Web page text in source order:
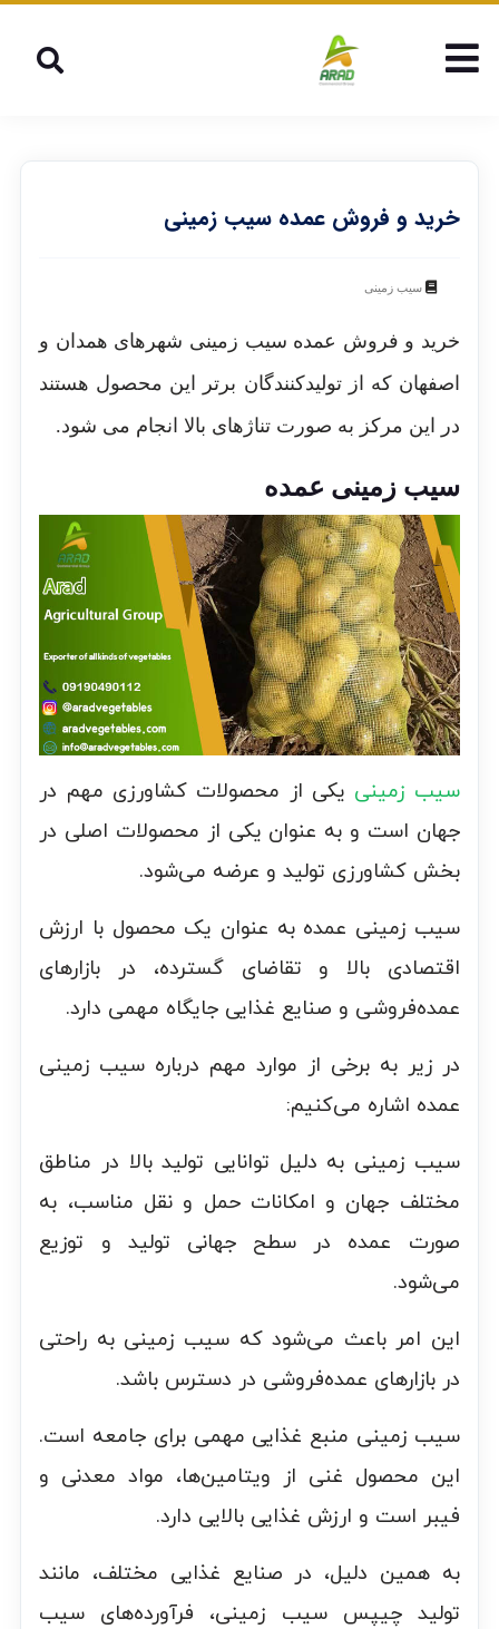
خرید و فروش عمده سیب زمینی
سیب زمینی
خرید و فروش عمده سیب زمینی شهرهای همدان و
اصفهان که از تولیدکنندگان برتر این محصول هستند
در این مرکز به صورت تناژهای بالا انجام می شود.
سیب زمینی عمده
سیب زمینی یکی از محصولات کشاورزی مهم در
جهان است و به عنوان یکی از محصولات اصلی در
بخش کشاورزی تولید و عرضه می‌شود.
سیب زمینی عمده به عنوان یک محصول با ارزش
اقتصادی بالا و تقاضای گسترده، در بازارهای
عمده‌فروشی و صنایع غذایی جایگاه مهمی دارد.
در زیر به برخی از موارد مهم درباره سیب زمینی
عمده اشاره می‌کنیم:
سیب زمینی به دلیل توانایی تولید بالا در مناطق
مختلف جهان و امکانات حمل و نقل مناسب، به
صورت عمده در سطح جهانی تولید و توزیع
می‌شود.
این امر باعث می‌شود که سیب زمینی به راحتی
در بازارهای عمده‌فروشی در دسترس باشد.
سیب زمینی منبع غذایی مهمی برای جامعه است.
این محصول غنی از ویتامین‌ها، مواد معدنی و
فیبر است و ارزش غذایی بالایی دارد.
به همین دلیل، در صنایع غذایی مختلف، مانند
تولید چیپس سیب زمینی، فرآورده‌های سیب